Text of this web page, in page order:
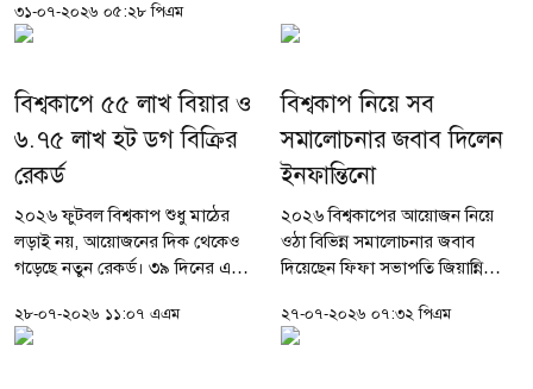
অবস্থান নিয়েছে এশিয়ান ফুটবল
কনফেডারেশন (এএফসি)।
৩১-০৭-২০২৬ ০৫:২৮ পিএম
বিশ্বকাপে ৫৫ লাখ বিয়ার ও
৬.৭৫ লাখ হট ডগ বিক্রির
রেকর্ড
২০২৬ ফুটবল বিশ্বকাপ শুধু মাঠের
লড়াই নয়, আয়োজনের দিক থেকেও
গড়েছে নতুন রেকর্ড। ৩৯ দিনের এই
দর্শকদের জন্য বিক্রি হয়েছে ৫৫
লাখের বেশি বিয়ারের ক্যান এবং প্রায়
২৮-০৭-২০২৬ ১১:০৭ এএম
বিশ্বকাপ নিয়ে সব
সমালোচনার জবাব দিলেন
ইনফান্তিনো
২০২৬ বিশ্বকাপের আয়োজন নিয়ে
ওঠা বিভিন্ন সমালোচনার জবাব
দিয়েছেন ফিফা সভাপতি জিয়ান্নি
ভিসা জটিলতা, শৃঙ্খলাবিষয়ক সিদ্ধান্ত
ও টিকিটের মূল্য নিয়ে...
২৭-০৭-২০২৬ ০৭:৩২ পিএম